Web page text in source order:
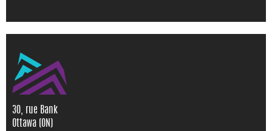
30, rue Bank
Ottawa (ON)